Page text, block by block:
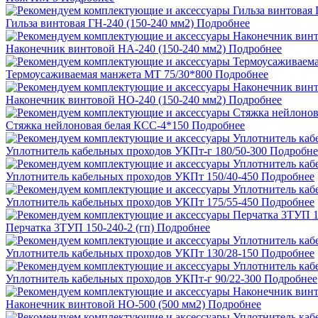
Гильза винтовая ГН-240 (150-240 мм2) Подробнее
Наконечник винтовой НА-240 (150-240 мм2) Подробнее
Термоусаживаемая манжета МТ 75/30*800 Подробнее
Наконечник винтовой НО-240 (150-240 мм2) Подробнее
Стяжка нейлоновая белая КСС-4*150 Подробнее
Уплотнитель кабельных проходов УКПт-г 180/50-300
Уплотнитель кабельных проходов УКПт 150/40-450 Подробнее
Уплотнитель кабельных проходов УКПт 175/55-450 Подробнее
Перчатка 3ТУП 150-240-2 (гп) Подробнее
Уплотнитель кабельных проходов УКПт 130/28-150 Подробнее
Уплотнитель кабельных проходов УКПт-г 90/22-300 Подробнее
Наконечник винтовой НО-500 (500 мм2) Подробнее